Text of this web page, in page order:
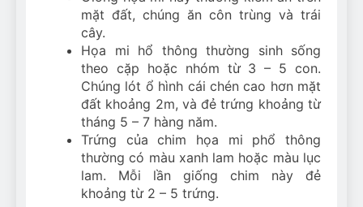
mặt đất, chúng ăn côn trùng và trái
cây.
Họa mi hổ thông thường sinh sống
theo cặp hoặc nhóm từ 3 – 5 con.
Chúng lót ổ hình cái chén cao hơn mặt
đất khoảng 2m, và đẻ trứng khoảng từ
tháng 5 – 7 hàng năm.
Trứng của chim họa mi phổ thông
thường có màu xanh lam hoặc màu lục
lam. Mỗi lần giống chim này đẻ
khoảng từ 2 – 5 trứng.